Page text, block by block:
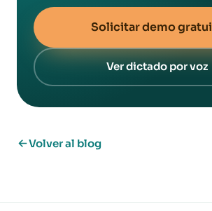
Solicitar demo
Ver dictado por voz
Volver al blog